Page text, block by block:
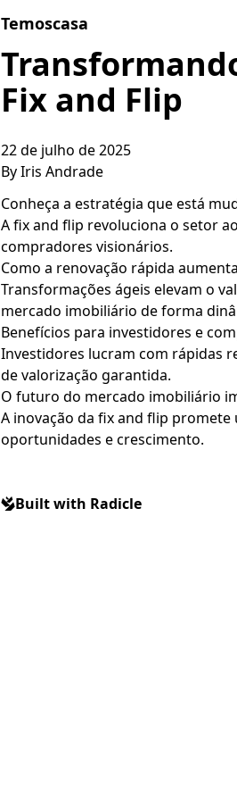
Temoscasa
Fix and Flip
22 de julho de 2025
ByIris Andrade
Conheça a estratégia que está
A fix and flip revoluciona o setor
compradores visionários.
Como a renovação rápida
Transformações ágeis elevam o
mercado imobiliário de forma
Benefícios para investidores e
Investidores lucram com rápidas
de valorização garantida.
O futuro do mercado imobiliário
A inovação da fix and flip
oportunidades e crescimento.
Built with Radicle